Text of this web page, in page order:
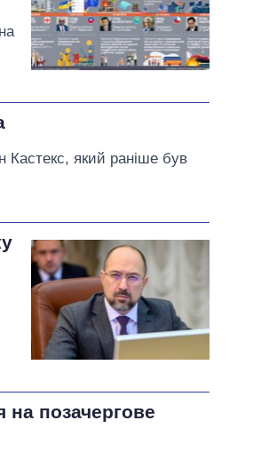
Кастекс, який раніше був
на позачергове